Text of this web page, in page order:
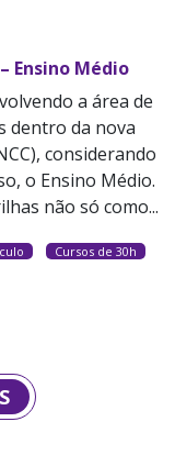
Ensino Médio
a área de
dentro da nova
considerando
o Ensino Médio.
não só como...
Cursos de 30h